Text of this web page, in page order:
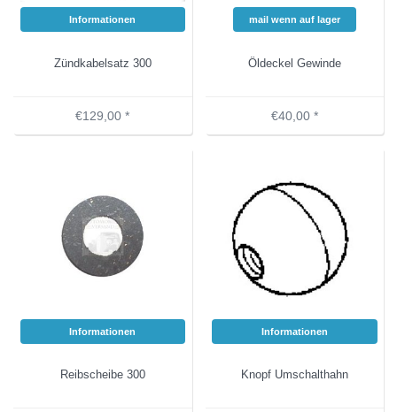
Informationen
Zündkabelsatz 300
€129,00 *
mail wenn auf lager
Öldeckel Gewinde
€40,00 *
Informationen
Reibscheibe 300
Informationen
Knopf Umschalthahn